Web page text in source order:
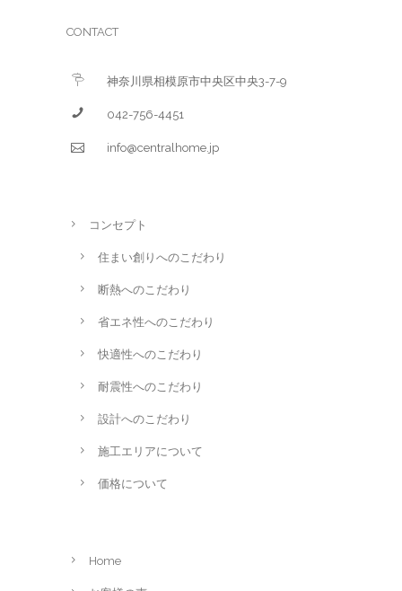
CONTACT
神奈川県相模原市中央区中央3-7-9
042-756-4451
info@centralhome.jp
コンセプト
住まい創りへのこだわり
断熱へのこだわり
省エネ性へのこだわり
快適性へのこだわり
耐震性へのこだわり
設計へのこだわり
施工エリアについて
価格について
Home